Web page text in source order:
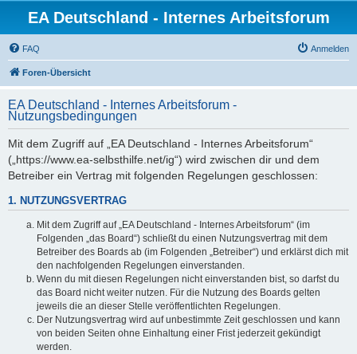
EA Deutschland - Internes Arbeitsforum
FAQ Anmelden
Foren-Übersicht
EA Deutschland - Internes Arbeitsforum -
Nutzungsbedingungen
Mit dem Zugriff auf „EA Deutschland - Internes Arbeitsforum“
(„https://www.ea-selbsthilfe.net/ig“) wird zwischen dir und dem
Betreiber ein Vertrag mit folgenden Regelungen geschlossen:
1. NUTZUNGSVERTRAG
Mit dem Zugriff auf „EA Deutschland - Internes Arbeitsforum“ (im
Folgenden „das Board“) schließt du einen Nutzungsvertrag mit dem
Betreiber des Boards ab (im Folgenden „Betreiber“) und erklärst dich mit
den nachfolgenden Regelungen einverstanden.
Wenn du mit diesen Regelungen nicht einverstanden bist, so darfst du
das Board nicht weiter nutzen. Für die Nutzung des Boards gelten
jeweils die an dieser Stelle veröffentlichten Regelungen.
Der Nutzungsvertrag wird auf unbestimmte Zeit geschlossen und kann
von beiden Seiten ohne Einhaltung einer Frist jederzeit gekündigt
werden.